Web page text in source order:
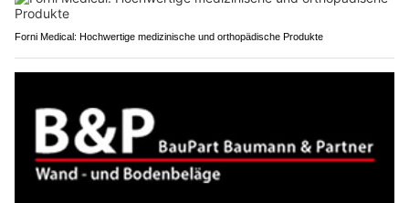
Forni Medical: Hochwertige medizinische und orthopädische Produkte